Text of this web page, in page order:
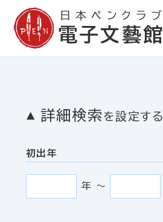
日本ペンクラブ
電子文藝館
詳細検索 を設定する
初出年
年 〜